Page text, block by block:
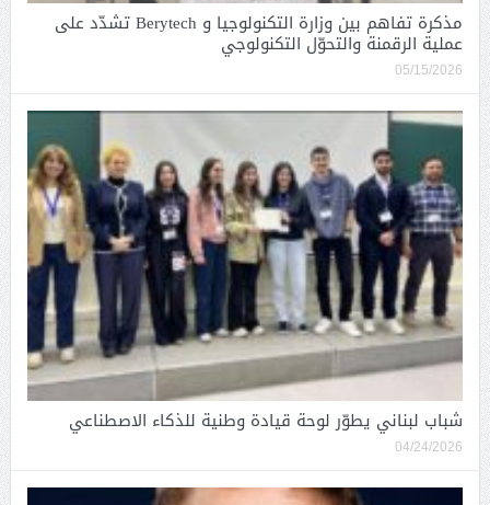
مذكرة تفاهم بين وزارة التكنولوجيا و Berytech تشدّد على
عملية الرقمنة والتحوّل التكنولوجي
05/15/2026
شباب لبناني يطوّر لوحة قيادة وطنية للذكاء الاصطناعي
04/24/2026